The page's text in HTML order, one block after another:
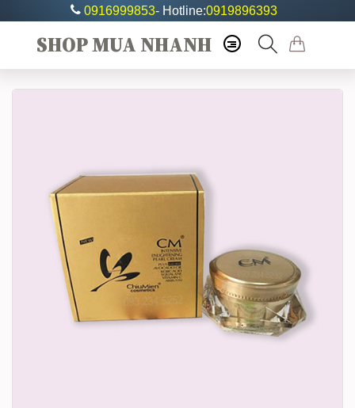
0916999853- Hotline:0919896393
SHOP MUA NHANH